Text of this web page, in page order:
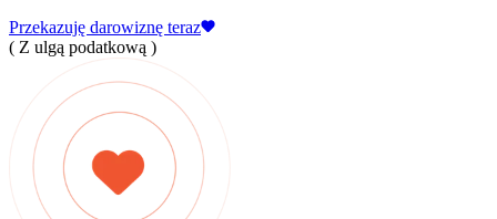
Przekazuję darowiznę teraz
( Z ulgą podatkową )